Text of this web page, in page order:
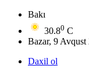
Bakı
30.80 C
Bazar, 9 Avqust
Daxil ol